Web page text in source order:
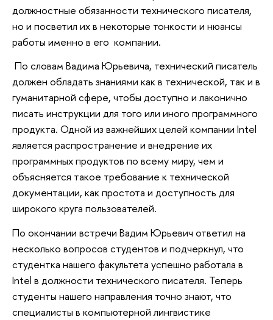
должностные обязанности технического писателя,
но и посветил их в некоторые тонкости и нюансы
работы именно в его компании.
По словам Вадима Юрьевича, технический писатель
должен обладать знаниями как в технической, так и в
гуманитарной сфере, чтобы доступно и лаконично
писать инструкции для того или иного программного
продукта. Одной из важнейших целей компании Intel
является распространение и внедрение их
программных продуктов по всему миру, чем и
объясняется такое требование к технической
документации, как простота и доступность для
широкого круга пользователей.
По окончании встречи Вадим Юрьевич ответил на
несколько вопросов студентов и подчеркнул, что
студентка нашего факультета успешно работала в
Intel в должности технического писателя. Теперь
студенты нашего направления точно знают, что
специалисты в компьютерной лингвистике